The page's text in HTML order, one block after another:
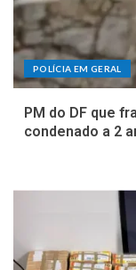
POLÍCIA EM GERAL
PM do DF que
condenado a 2